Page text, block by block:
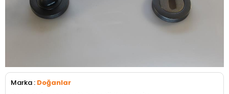
Marka : Doğanlar